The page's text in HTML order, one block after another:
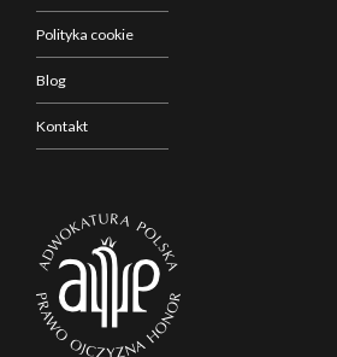
Polityka cookie
Blog
Kontakt